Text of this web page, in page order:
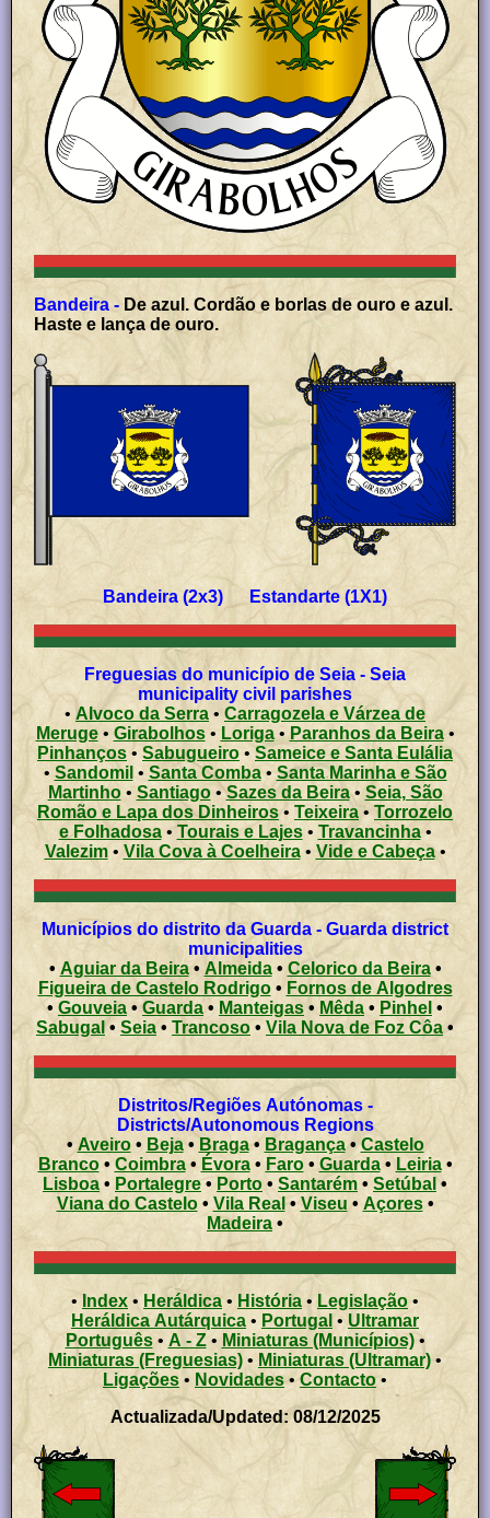
Bandeira - De azul. Cordão e borlas de ouro e azul.
Haste e lança de ouro.
Bandeira (2x3) Estandarte (1X1)
Freguesias do município de Seia - Seia
municipality civil parishes
• Alvoco da Serra • Carragozela e Várzea de
Meruge • Girabolhos• Loriga•Paranhos da Beira •
Pinhanços • Sabugueiro •Sameice e Santa Eulália
• Sandomil • Santa Comba•Santa Marinha e São
Martinho• Santiago•Sazes da Beira• Seia, São
Romão e Lapa dos Dinheiros• Teixeira • Torrozelo
e Folhadosa• Tourais e Lajes• Travancinha•
Valezim• Vila Cova à Coelheira• Vide e Cabeça •
Municípios do distrito da Guarda - Guarda district
municipalities
• Aguiar da Beira• Almeida• Celorico da Beira•
Figueira de Castelo Rodrigo• Fornos de Algodres
• Gouveia •Guarda • Manteigas • Mêda • Pinhel •
Sabugal • Seia • Trancoso • Vila Nova de Foz Côa •
Distritos/Regiões Autónomas -
Districts/Autonomous Regions
• Aveiro• Beja• Braga• Bragança•Castelo
Branco• Coimbra• Évora•Faro• Guarda• Leiria•
Lisboa • Portalegre• Porto • Santarém • Setúbal •
Viana do Castelo• Vila Real •Viseu • Açores •
Madeira •
•Index • Heráldica• História • Legislação •
Heráldica Autárquica • Portugal • Ultramar
Português• A - Z• Miniaturas (Municípios)•
Miniaturas (Freguesias) • Miniaturas (Ultramar) •
Ligações • Novidades•Contacto•
Actualizada/Updated: 08/12/2025